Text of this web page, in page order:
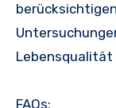
Lebensqualität
FAQs: